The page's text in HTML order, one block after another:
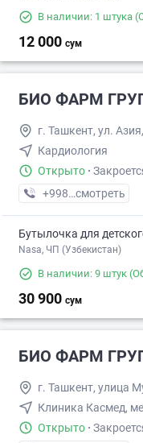
В наличии: 1 штука
12 000 сум
БИО ФАРМ
г. Ташкент, ул.
Кардиология
Открыто ·
+998 (95) XXX-XX-
смотреть
Бутылочка для
Nasa, ЧП (Узбекистан)
В наличии: 9 штук
30 900 сум
БИО ФАРМ
г. Ташкент, улица
Клиника Касмед,
Открыто ·